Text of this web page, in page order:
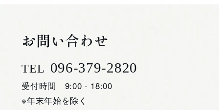
お問い合わせ
TEL 096-379-2820
受付時間 9:00 - 18:00
※年末年始を除く